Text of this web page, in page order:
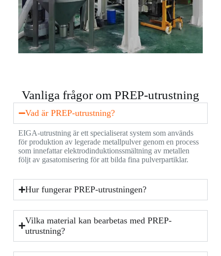
Vanliga frågor om PREP-utrustning
Vad är PREP-utrustning?
EIGA-utrustning är ett specialiserat system som används
för produktion av legerade metallpulver genom en process
som innefattar elektrodinduktionssmältning av metallen
följt av gasatomisering för att bilda fina pulverpartiklar.
Hur fungerar PREP-utrustningen?
Vilka material kan bearbetas med PREP-
utrustning?